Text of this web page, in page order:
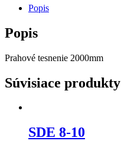
Popis
Popis
Prahové tesnenie 2000mm
Súvisiace produkty
SDE 8-10